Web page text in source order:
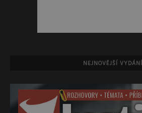
NEJNOVĚJŠÍ VYDÁNÍ